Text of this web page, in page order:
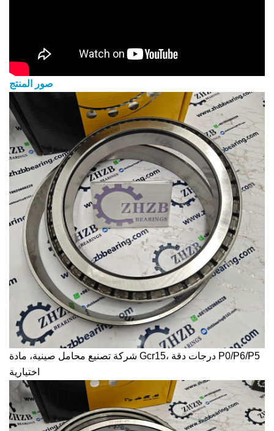
صور المنتج
شركة تصنيع محامل صينية، مادة Gcr15، درجات دقة P0/P6/P5
اختيارية